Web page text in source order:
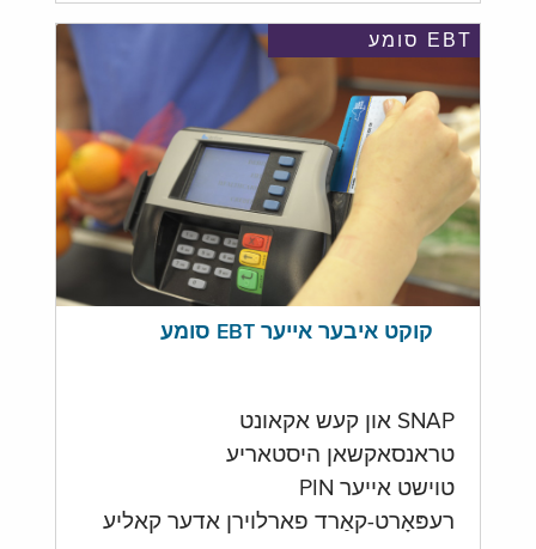
EBT סומע
קוקט איבער אייער EBT סומע
SNAP און קעש אקאונט
טראנסאקשאן היסטאריע
טוישט אייער PIN
רעפּאָרט-קאַרד פארלוירן אדער קאליע